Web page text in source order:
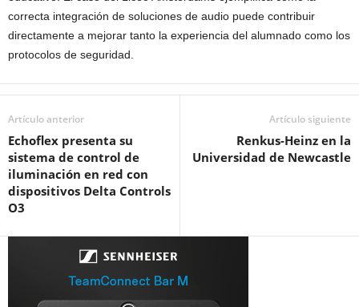
correcta integración de soluciones de audio puede contribuir
directamente a mejorar tanto la experiencia del alumnado como los
protocolos de seguridad.
Artículo anterior
Echoflex presenta su
sistema de control de
iluminación en red con
dispositivos Delta Controls
O3
Artículo siguiente
Renkus-Heinz en la
Universidad de Newcastle